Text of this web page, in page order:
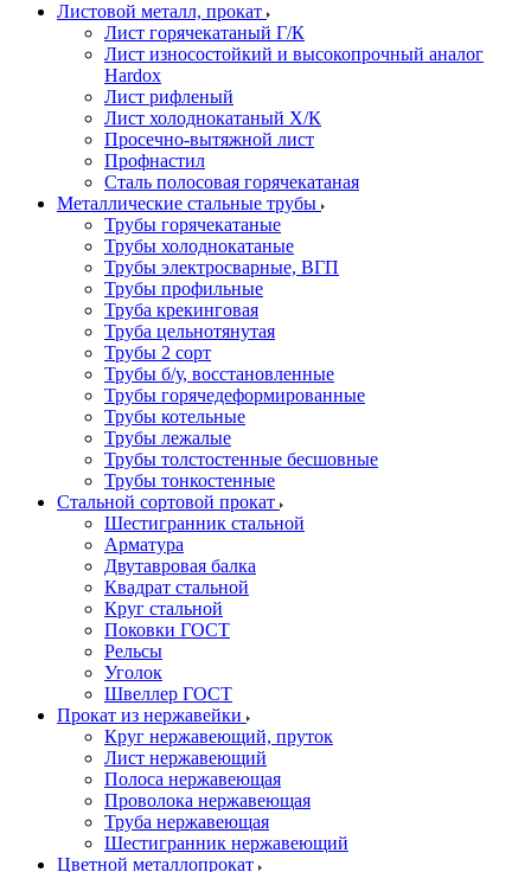
Листовой металл, прокат
Лист горячекатаный Г/К
Лист износостойкий и высокопрочный аналог
Hardox
Лист рифленый
Лист холоднокатаный Х/К
Просечно-вытяжной лист
Профнастил
Сталь полосовая горячекатаная
Металлические стальные трубы
Трубы горячекатаные
Трубы холоднокатаные
Трубы электросварные, ВГП
Трубы профильные
Труба крекинговая
Труба цельнотянутая
Трубы 2 сорт
Трубы б/у, восстановленные
Трубы горячедеформированные
Трубы котельные
Трубы лежалые
Трубы толстостенные бесшовные
Трубы тонкостенные
Стальной сортовой прокат
Шестигранник стальной
Арматура
Двутавровая балка
Квадрат стальной
Круг стальной
Поковки ГОСТ
Рельсы
Уголок
Швеллер ГОСТ
Прокат из нержавейки
Круг нержавеющий, пруток
Лист нержавеющий
Полоса нержавеющая
Проволока нержавеющая
Труба нержавеющая
Шестигранник нержавеющий
Цветной металлопрокат